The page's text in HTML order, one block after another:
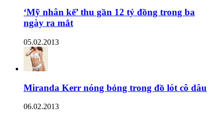
‘Mỹ nhân kế’ thu gần 12 tỷ đồng trong ba
ngày ra mắt
05.02.2013
Miranda Kerr nóng bỏng trong đồ lót cô dâu
06.02.2013